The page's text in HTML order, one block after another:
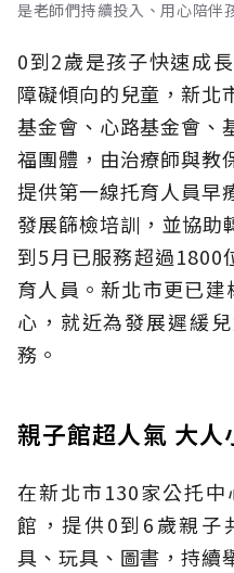
是老師們持續投入、用心陪伴
0到2歲是孩子快速成
障礙傾向的兒童，新北
基金會、心路基金會、
福團體，由治療師與教
提供第一線托育人員早
發展篩檢培訓，並協助
到5月已服務超過1800
育人員。新北市更已
心，就近為發展遲緩
務。
親子館超人氣 大人
在新北市130家公托
館，提供0到6歲親子
具、玩具、圖書，持續